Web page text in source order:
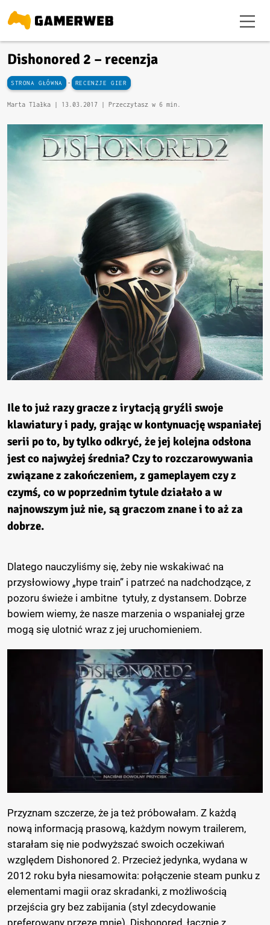
Dishonored 2 – recenzja
STRONA GŁÓWNA - RECENZJE GIER
Marta Tlałka | 13.03.2017 | Przeczytasz w 6 min.
Ile to już razy gracze z irytacją gryźli swoje
klawiatury i pady, grając w kontynuację wspaniałej
serii po to, by tylko odkryć, że jej kolejna odsłona
jest co najwyżej średnia? Czy to rozczarowywania
związane z zakończeniem, z gameplayem czy z
czymś, co w poprzednim tytule działało a w
najnowszym już nie, są graczom znane i to aż za
dobrze.
Dlatego nauczyliśmy się, żeby nie wskakiwać na
przysłowiowy „hype train” i patrzeć na nadchodzące, z
pozoru świeże i ambitne tytuły, z dystansem. Dobrze
bowiem wiemy, że nasze marzenia o wspaniałej grze
mogą się ulotnić wraz z jej uruchomieniem.
Przyznam szczerze, że ja też próbowałam. Z każdą
nową informacją prasową, każdym nowym trailerem,
starałam się nie podwyższać swoich oczekiwań
względem Dishonored 2. Przecież jedynka, wydana w
2012 roku była niesamowita: połączenie steam punku z
elementami magii oraz skradanki, z możliwością
przejścia gry bez zabijania (styl zdecydowanie
preferowany przeze mnie). Dishonored, łącznie z